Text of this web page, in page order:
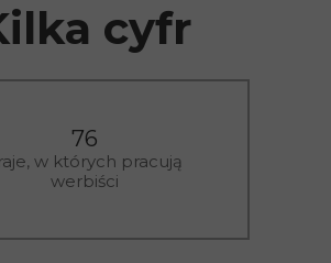
76
w których pracują
werbiści
cyfr